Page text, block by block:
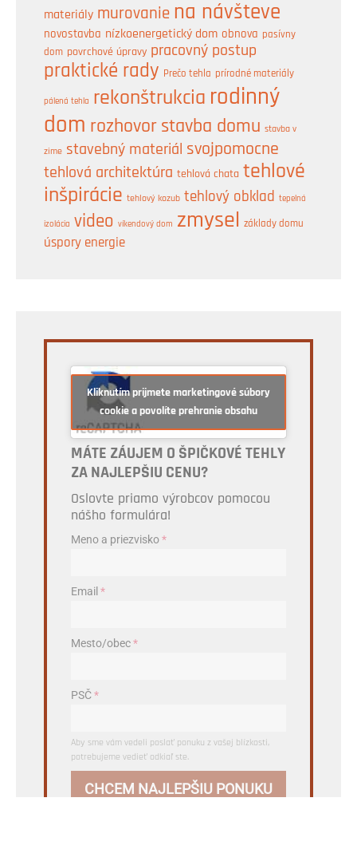
materiály murovanie na návšteve
novostavba nízkoenergetický dom obnova pasívny
dom povrchové úpravy pracovný postup
praktické rady Prečo tehla prírodné materiály
pálená tehla rekonštrukcia rodinný
dom rozhovor stavba domu stavba v
zime stavebný materiál svojpomocne
tehlová architektúra tehlová chata tehlové
inšpirácie tehlový kozub tehlový obklad tepelná
izolácia video víkendový dom zmysel základy domu
úspory energie
Kliknutím prijmete marketingové súbory
cookie a povolíte prehranie obsahu
MÁTE ZÁUJEM O ŠPIČKOVÉ TEHLY
ZA NAJLEPŠIU CENU?
Oslovte priamo výrobcov pomocou
nášho formulára!
Meno a priezvisko*
Email*
Mesto/obec*
PSČ*
Aby sme vám vedeli poslať ponuku z vašej blízkosti,
potrebujeme vedieť odkiaľ ste.
CHCEM NAJLEPŠIU PONUKU